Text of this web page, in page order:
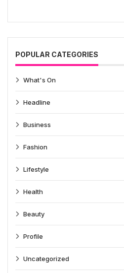
POPULAR CATEGORIES
What's On
Headline
Business
Fashion
Lifestyle
Health
Beauty
Profile
Uncategorized